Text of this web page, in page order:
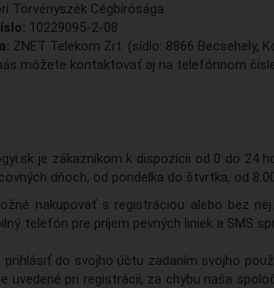
Törvényszék Cégbírósága
10229095-2-08
ZNET Telekom Zrt. (sídlo: 8866 Becsehely,
môžete kontaktovať aj na telefónnom
je zákazníkom k dispozícii od 0 do 24
dňoch, od pondelka do štvrtka, od
nakupovať s registráciou alebo bez
telefón pre príjem pevných liniek a SMS
do svojho účtu zadaním svojho
uvedené pri registrácii, za chybu naša